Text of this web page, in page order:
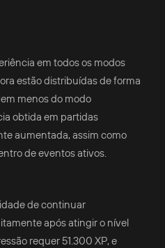
em todos os modos
estão distribuídas de forma
menos do modo
obtida em partidas
aumentada, assim como
de eventos ativos.
de continuar
após atingir o nível
requer 51.300 XP, e